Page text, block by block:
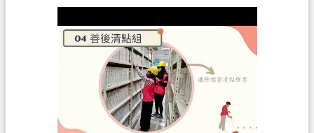
鐡道，還有老倉庫新生命-桃園軌道
願景館(建築物)，並結合桃園火車站
的簿籍、圖籍及地價來一場軌迹巡
驛。|另外，3樓的「桃園地政時光列
車」，介紹簿籍的演變及權狀的
「狀歷世紀」，歡迎大家來參展。|